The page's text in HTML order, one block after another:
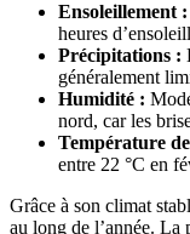
Ensoleillement :
heures
Précipitations :
généralement
Humidité :
nord, car les
Température
entre 22 °C en
Grâce à son climat
au long de l’année. La